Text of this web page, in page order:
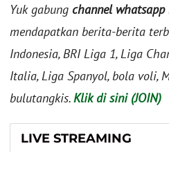
Yuk gabung channel whatsapp
mendapatkan berita-berita
Indonesia, BRI Liga 1, Liga
Italia, Liga Spanyol, bola voli,
bulutangkis.Klik di sini (JOIN)
LIVE STREAMING